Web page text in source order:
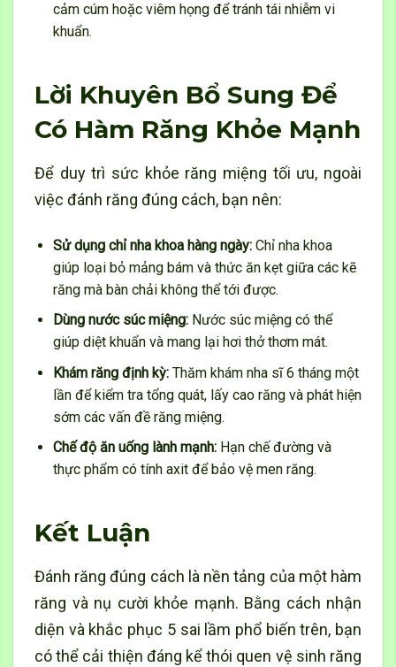
cảm cúm hoặc viêm họng để tránh tái nhiễm vi
khuẩn.
Lời Khuyên Bổ Sung Để
Có Hàm Răng Khỏe Mạnh
Để duy trì sức khỏe răng miệng tối ưu, ngoài
việc đánh răng đúng cách, bạn nên:
Sử dụng chỉ nha khoa hàng ngày:Chỉ nha khoa
giúp loại bỏ mảng bám và thức ăn kẹt giữa các kẽ
răng mà bàn chải không thể tới được.
Dùng nước súc miệng:Nước súc miệng có thể
giúp diệt khuẩn và mang lại hơi thở thơm mát.
Khám răng định kỳ:Thăm khám nha sĩ 6 tháng một
lần để kiểm tra tổng quát, lấy cao răng và phát hiện
sớm các vấn đề răng miệng.
Chế độ ăn uống lành mạnh:Hạn chế đường và
thực phẩm có tính axit để bảo vệ men răng.
Kết Luận
Đánh răng đúng cách là nền tảng của một hàm
răng và nụ cười khỏe mạnh. Bằng cách nhận
diện và khắc phục 5 sai lầm phổ biến trên, bạn
có thể cải thiện đáng kể thói quen vệ sinh răng